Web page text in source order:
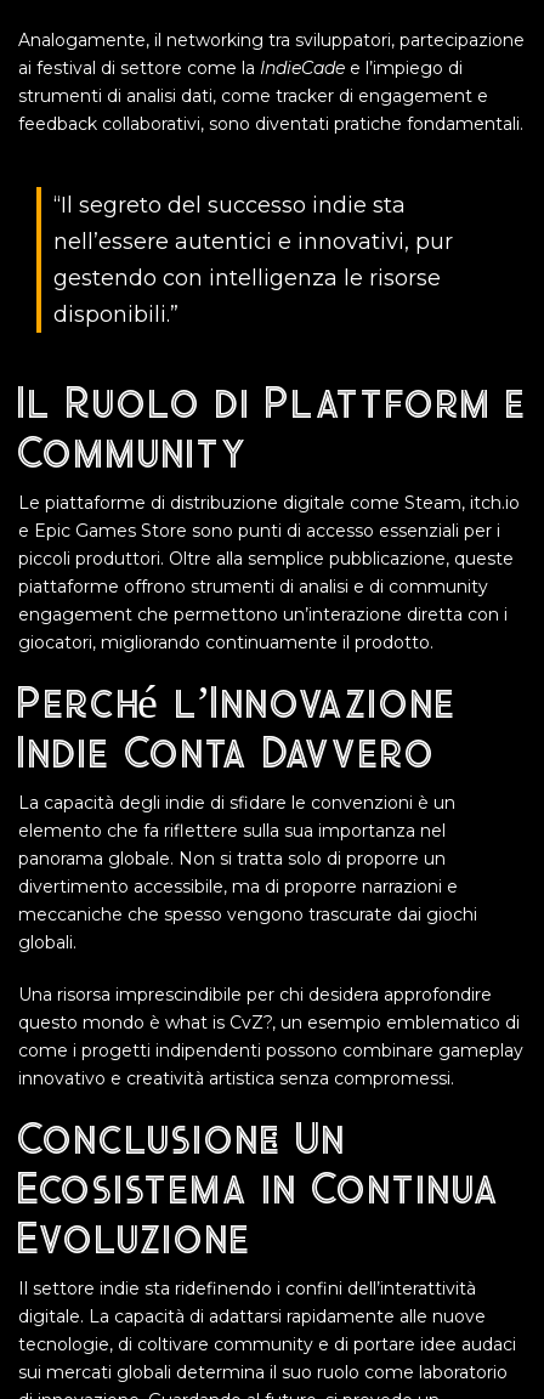
Analogamente, il networking tra sviluppatori, partecipazione
ai festival di settore come la IndieCade e l’impiego di
strumenti di analisi dati, come tracker di engagement e
feedback collaborativi, sono diventati pratiche fondamentali.
“Il segreto del successo indie sta
nell’essere autentici e innovativi, pur
gestendo con intelligenza le risorse
disponibili.”
Il Ruolo di Plattform e
Community
Le piattaforme di distribuzione digitale come Steam, itch.io
e Epic Games Store sono punti di accesso essenziali per i
piccoli produttori. Oltre alla semplice pubblicazione, queste
piattaforme offrono strumenti di analisi e di community
engagement che permettono un’interazione diretta con i
giocatori, migliorando continuamente il prodotto.
Perché l’Innovazione
Indie Conta Davvero
La capacità degli indie di sfidare le convenzioni è un
elemento che fa riflettere sulla sua importanza nel
panorama globale. Non si tratta solo di proporre un
divertimento accessibile, ma di proporre narrazioni e
meccaniche che spesso vengono trascurate dai giochi
globali.
Una risorsa imprescindibile per chi desidera approfondire
questo mondo è what is CvZ?, un esempio emblematico di
come i progetti indipendenti possono combinare gameplay
innovativo e creatività artistica senza compromessi.
Conclusione: Un
Ecosistema in Continua
Evoluzione
Il settore indie sta ridefinendo i confini dell’interattività
digitale. La capacità di adattarsi rapidamente alle nuove
tecnologie, di coltivare community e di portare idee audaci
sui mercati globali determina il suo ruolo come laboratorio